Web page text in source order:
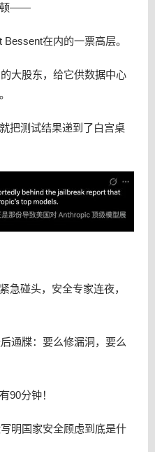
顿——
在内的一票高层。
大股东，给它供数据中心
把测试结果递到了白宫桌
急碰头，安全专家连夜，
通牒：要么修漏洞，要么
90分钟！
明国家安全顾虑到底是什